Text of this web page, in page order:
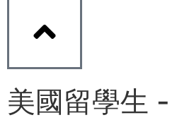
美國留學生 -